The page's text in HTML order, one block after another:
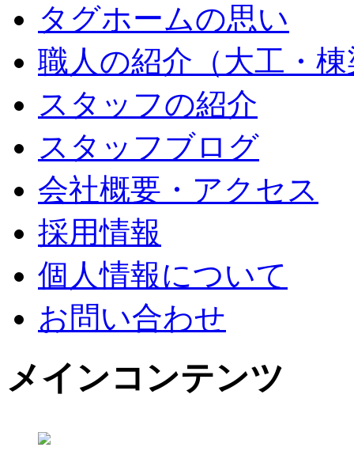
タグホームの思い
職人の紹介（大工・
スタッフの紹介
スタッフブログ
会社概要・アクセス
採用情報
個人情報について
お問い合わせ
メインコンテンツ